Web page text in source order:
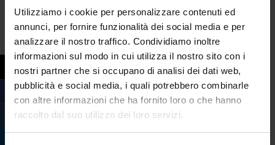
Utilizziamo i cookie per personalizzare contenuti ed
annunci, per fornire funzionalità dei social media e per
analizzare il nostro traffico. Condividiamo inoltre
informazioni sul modo in cui utilizza il nostro sito con i
nostri partner che si occupano di analisi dei dati web,
pubblicità e social media, i quali potrebbero combinarle
con altre informazioni che ha fornito loro o che hanno
raccolto dal suo utilizzo dei loro servizi.
Compila il form e
richiedi informazioni
sull’offerta formativa